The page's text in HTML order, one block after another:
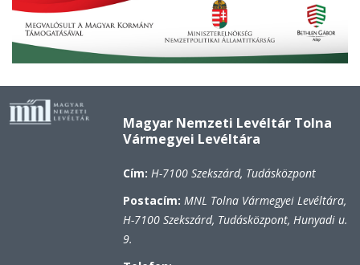
Magyar Nemzeti Levéltár Tolna
Vármegyei Levéltára
Cím: H-7100 Szekszárd, Tudásközpont
Postacím: MNL Tolna Vármegyei Levéltára,
H-7100 Szekszárd, Tudásközpont, Hunyadi u.
9.